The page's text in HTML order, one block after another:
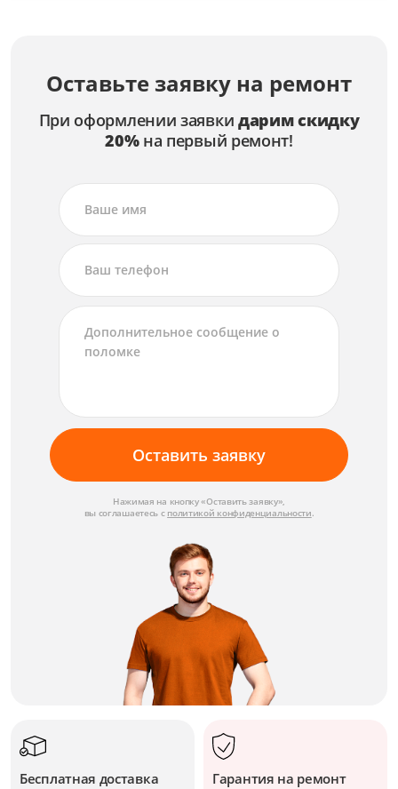
Оставьте заявку на ремонт
При оформлении заявки дарим скидку
20%на первый ремонт!
Оставить заявку
Нажимая на кнопку «Оставить заявку»,
вы соглашаетесь с политикой конфиденциальности.
Бесплатная доставка Гарантия на ремонт